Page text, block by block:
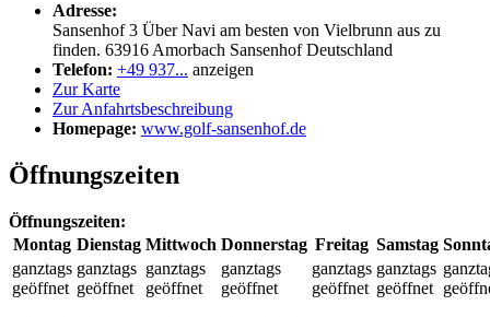
Adresse:
Sansenhof 3 Über Navi am besten von Vielbrunn aus zu
finden. 63916 Amorbach Sansenhof Deutschland
Telefon: +49 937... anzeigen
Zur Karte
Zur Anfahrtsbeschreibung
Homepage: www.golf-sansenhof.de
Öffnungszeiten
Öffnungszeiten:
Montag Dienstag Mittwoch Donnerstag Freitag Samstag
ganztags
geöffnet
ganztags
geöffnet
ganztags
geöffnet
ganztags
geöffnet
ganztags
geöffnet
ganztags
geöffnet